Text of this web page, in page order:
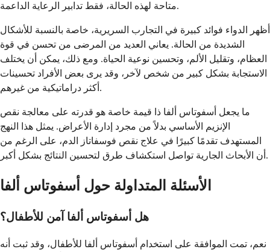
متاحة لهذه الحالة، فقط تدابير الرعاية الداعمة.
أظهر الدواء فوائد كبيرة في التجارب السريرية، خاصة بالنسبة للأشكال
الشديدة من الحالة. يعاني العديد من المرضى من تحسن في قوة
العظام، وتقليل الألم، وتحسين نوعية الحياة. ومع ذلك، يمكن أن يختلف
الاستجابة بشكل كبير من شخص لآخر، وقد يرى بعض الأفراد تحسينات
أكثر دراماتيكية من غيرهم.
ما يجعل أسفوتاس ألفا ذا قيمة خاصة هو قدرته على معالجة نقص
الإنزيم الأساسي بدلاً من مجرد إدارة الأعراض. يمثل هذا النهج
المستهدف تقدمًا كبيرًا في علاج نقص فوسفاتاز الدم، على الرغم من
أن الأبحاث الجارية تواصل استكشاف طرق لتحسين النتائج بشكل أكبر.
الأسئلة المتداولة حول أسفوتاس ألفا
هل أسفوتاس ألفا آمن للأطفال؟
نعم، تمت الموافقة على استخدام أسفوتاس ألفا للأطفال، وقد ثبت أنه